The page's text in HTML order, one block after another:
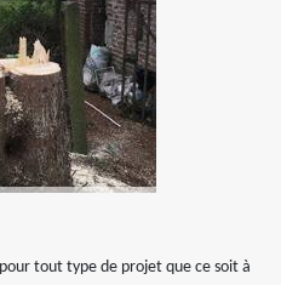
tout type de projet que ce soit à